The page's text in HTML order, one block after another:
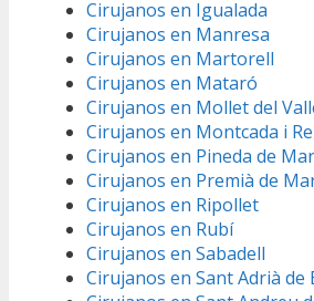
Cirujanos en Igualada
Cirujanos en Manresa
Cirujanos en Martorell
Cirujanos en Mataró
Cirujanos en Mollet del
Cirujanos en Montcada i
Cirujanos en Pineda de Mar
Cirujanos en Premià de
Cirujanos en Ripollet
Cirujanos en Rubí
Cirujanos en Sabadell
Cirujanos en Sant Adrià de